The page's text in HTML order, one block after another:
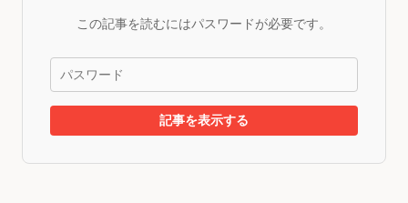
この記事を読むにはパスワードが必要です。
記事を表示する